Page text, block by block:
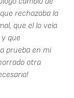
rechazaba la
que el lo veía
que
prueba en mi
otra